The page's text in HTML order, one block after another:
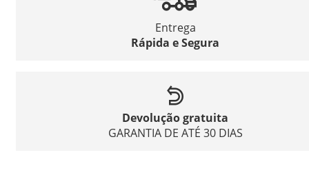
Entrega
Rápida e Segura
Devolução gratuita
GARANTIA DE ATÉ 30 DIAS